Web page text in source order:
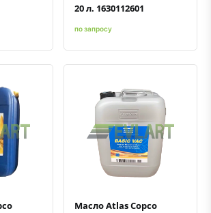
20 л. 1630112601
по запросу
к сравнению
Добавить в избранное Быстрый просмотрДобавить к сравнению
Добавить в избранное
Масло Atlas Copco